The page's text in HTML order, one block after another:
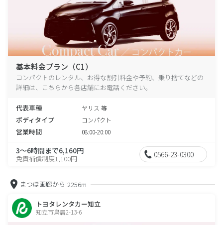
基本料金プラン（C1）
コンパクトのレンタル、お得な割引料金や予約、乗り捨てなどの
詳細は、こちらから各店舗にお電話ください。
代表車種 ヤリス 等
ボディタイプ コンパクト
営業時間 08:00-20:00
3～6時間まで6,160円
免責補償制度1,100円 0566-23-0300
まつほ画廊から 2256m
トヨタレンタカー知立
知立市鳥居2-13-6